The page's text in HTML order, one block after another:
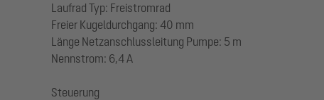
Laufrad Typ: Freistromrad
Freier Kugeldurchgang: 40 mm
Länge Netzanschlussleitung Pumpe: 5 m
Nennstrom: 6,4 A
Steuerung